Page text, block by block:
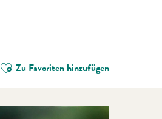
Ajouter aux favoris
Zu Favoriten hinzufügen